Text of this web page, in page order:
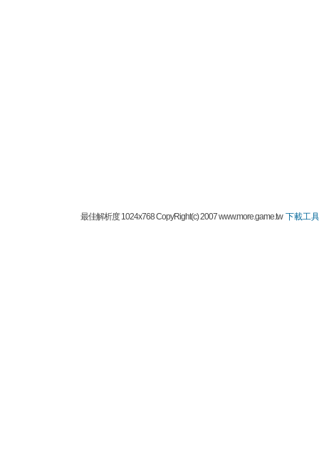
最佳解析度 1024x768 CopyRight(c) 2007 www.more.game.tw下載工